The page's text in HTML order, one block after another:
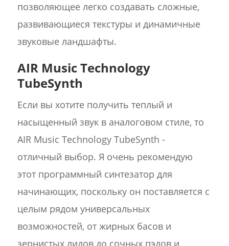
позволяющее легко создавать сложные,
развивающиеся текстуры и динамичные
звуковые ландшафты.
AIR Music Technology
TubeSynth
Если вы хотите получить теплый и
насыщенный звук в аналоговом стиле, то
AIR Music Technology TubeSynth -
отличный выбор. Я очень рекомендую
этот программный синтезатор для
начинающих, поскольку он поставляется с
целым рядом универсальных
возможностей, от жирных басов и